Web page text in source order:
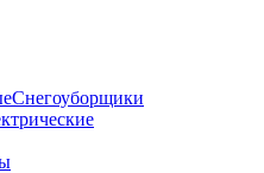
Снегоуборщики